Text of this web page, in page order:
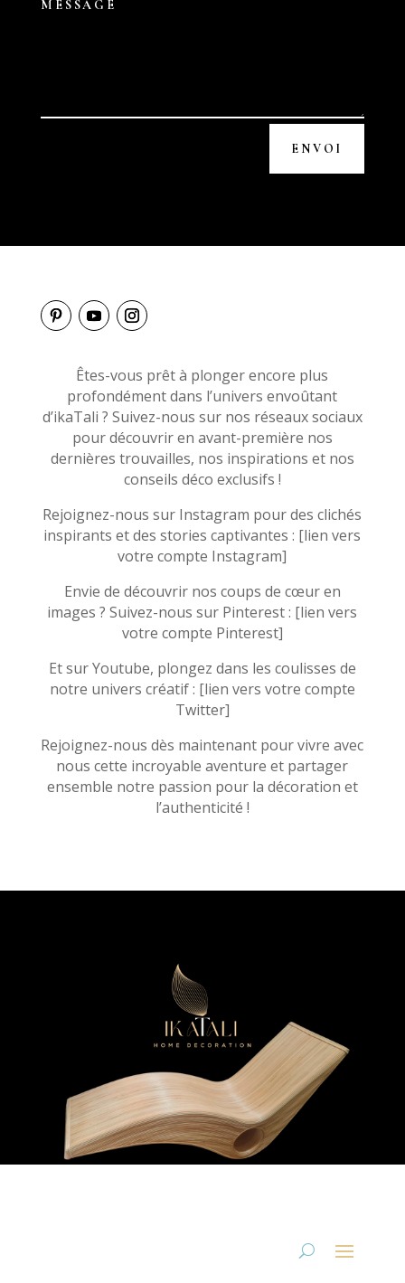
ENVOI
Êtes-vous prêt à plonger encore plus
profondément dans l’univers envoûtant
d’ikaTali ? Suivez-nous sur nos réseaux sociaux
pour découvrir en avant-première nos
dernières trouvailles, nos inspirations et nos
conseils déco exclusifs !
Rejoignez-nous sur Instagram pour des clichés
inspirants et des stories captivantes : [lien vers
votre compte Instagram]
Envie de découvrir nos coups de cœur en
images ? Suivez-nous sur Pinterest : [lien vers
votre compte Pinterest]
Et sur Youtube, plongez dans les coulisses de
notre univers créatif : [lien vers votre compte
Twitter]
Rejoignez-nous dès maintenant pour vivre avec
nous cette incroyable aventure et partager
ensemble notre passion pour la décoration et
l’authenticité !